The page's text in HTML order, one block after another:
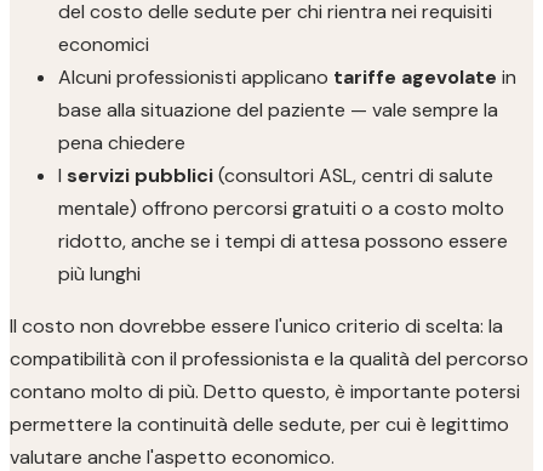
del costo delle sedute per chi rientra nei requisiti
economici
Alcuni professionisti applicano tariffe agevolate in
base alla situazione del paziente — vale sempre la
pena chiedere
I servizi pubblici(consultori ASL, centri di salute
mentale) offrono percorsi gratuiti o a costo molto
ridotto, anche se i tempi di attesa possono essere
più lunghi
Il costo non dovrebbe essere l'unico criterio di scelta: la
compatibilità con il professionista e la qualità del percorso
contano molto di più. Detto questo, è importante potersi
permettere la continuità delle sedute, per cui è legittimo
valutare anche l'aspetto economico.